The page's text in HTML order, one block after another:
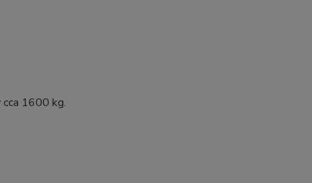
1600 kg.